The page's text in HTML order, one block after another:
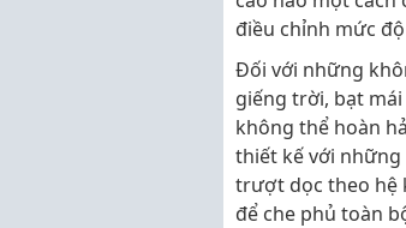
điều chỉnh mức
Đối với những
giếng trời, bạt
không thể hoàn
thiết kế với
trượt dọc theo hệ
để che phủ toàn